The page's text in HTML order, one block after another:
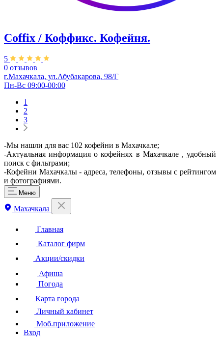
Coffix / Коффикс. Кофейня.
5
0 отзывов
г.Махачкала, ул.Абубакарова, 98/Г
Пн-Вс 09:00-00:00
1
2
3
-Мы нашли для вас 102 кофейни в Махачкале;
-Актуальная информация о кофейнях в Махачкале , удобный
поиск с фильтрами;
-Кофейни Махачкалы - адреса, телефоны, отзывы с рейтингом
и фотографиями.
Меню
Махачкала
Главная
Каталог фирм
Акции/скидки
Афиша
Погода
Карта города
Личный кабинет
Моб.приложение
Вход